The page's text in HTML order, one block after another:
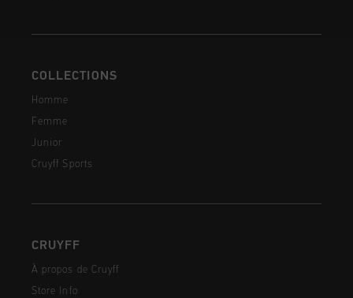
COLLECTIONS
Homme
Femme
Junior
Cruyff Sports
CRUYFF
À propos de Cruyff
Store Info